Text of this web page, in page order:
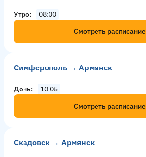
Утро
08:00
Смотреть расписание
Симферополь → Армянск
День
10:05
Смотреть расписание
Скадовск → Армянск